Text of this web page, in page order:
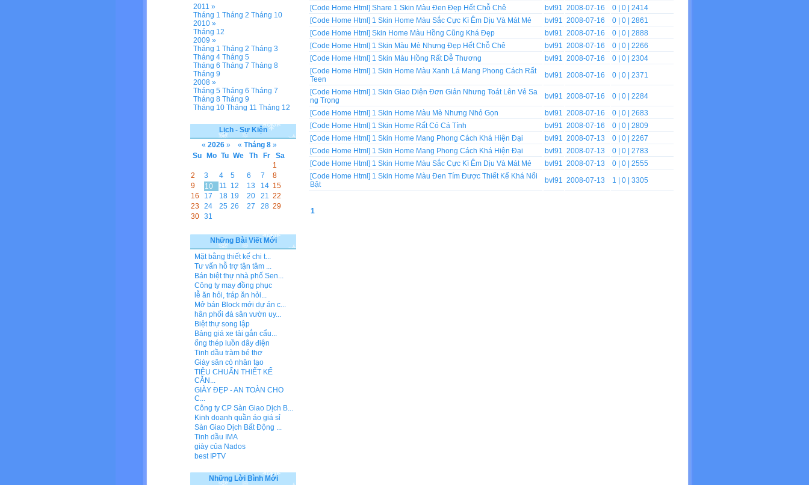
[Code Home Html] Share 1 Skin Màu Đen Đẹp Hết Chỗ Chê bvl91 2008-07-16 0 | 0 | 2414
[Code Home Html] 1 Skin Home Màu Sắc Cực Kì Êm Dịu Và Mát Mẻ bvl91 2008-07-16 0 | 0 | 2861
[Code Home Html] Skin Home Màu Hồng Cũng Khá Đẹp bvl91 2008-07-16 0 | 0 | 2888
[Code Home Html] 1 Skin Màu Mè Nhưng Đẹp Hết Chỗ Chê bvl91 2008-07-16 0 | 0 | 2266
[Code Home Html] 1 Skin Màu Hồng Rất Dễ Thương bvl91 2008-07-16 0 | 0 | 2304
[Code Home Html] 1 Skin Home Màu Xanh Lá Mang Phong Cách Rất
Teen
bvl91 2008-07-16 0 | 0 | 2371
[Code Home Html] 1 Skin Giao Diện Đơn Giản Nhưng Toát Lên Vẻ Sa
ng Trọng
bvl91 2008-07-16 0 | 0 | 2284
[Code Home Html] 1 Skin Home Màu Mè Nhưng Nhỏ Gọn bvl91 2008-07-16 0 | 0 | 2683
[Code Home Html] 1 Skin Home Rất Có Cá Tính bvl91 2008-07-16 0 | 0 | 2809
[Code Home Html] 1 Skin Home Mang Phong Cách Khá Hiện Đại bvl91 2008-07-13 0 | 0 | 2267
[Code Home Html] 1 Skin Home Mang Phong Cách Khá Hiện Đại bvl91 2008-07-13 0 | 0 | 2783
[Code Home Html] 1 Skin Home Màu Sắc Cực Kì Êm Dịu Và Mát Mẻ bvl91 2008-07-13 0 | 0 | 2555
[Code Home Html] 1 Skin Home Màu Đen Tím Được Thiết Kế Khá Nổi
Bật
bvl91 2008-07-13 1 | 0 | 3305
1
2011 »
Tháng 1 Tháng 2 Tháng 10
2010 »
Tháng 12
2009 »
Tháng 1 Tháng 2 Tháng 3
Tháng 4 Tháng 5
Tháng 6 Tháng 7 Tháng 8
Tháng 9
2008 »
Tháng 5 Tháng 6 Tháng 7
Tháng 8 Tháng 9
Tháng 10 Tháng 11 Tháng 12
Lịch - Sự Kiện
« 2026 » « Tháng 8 »
Su
Mo Tu We Th Fr
Sa
1
2
3 4 5 6 7
8
9
10 11 12 13 14 15
16
17 18 19 20 21 22
23 24 25 26 27 28 29
30 31
Những Bài Viết Mới
Mặt bằng thiết kế chi t...
Tư vấn hỗ trợ tận tâm ...
Bán biệt thự nhà phố Sen...
Công ty may đồng phục
lễ ăn hỏi, tráp ăn hỏi...
Mở bán Block mới dự án c...
hân phối đá sân vườn uy...
Biệt thự song lập
Bảng giá xe tải gắn cẩu...
ống thép luồn dây điện
Tinh dầu tràm bé thơ
Giày sân cỏ nhân tạo
TIÊU CHUẨN THIẾT KẾ
CĂN...
GIÀY ĐẸP - AN TOÀN CHO
C...
Công ty CP Sàn Giao Dịch B...
Kinh doanh quần áo giá sỉ
Sàn Giao Dịch Bất Động ...
Tinh dầu IMA
giày của Nados
best IPTV
Những Lời Bình Mới